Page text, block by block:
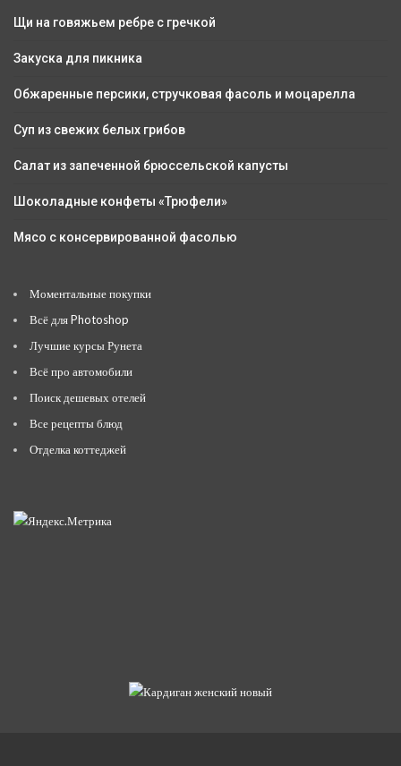
Щи на говяжьем ребре с гречкой
Закуска для пикника
Обжаренные персики, стручковая фасоль и моцарелла
Суп из свежих белых грибов
Салат из запеченной брюссельской капусты
Шоколадные конфеты «Трюфели»
Мясо с консервированной фасолью
Моментальные покупки
Всё для Photoshop
Лучшие курсы Рунета
Всё про автомобили
Поиск дешевых отелей
Все рецепты блюд
Отделка коттеджей